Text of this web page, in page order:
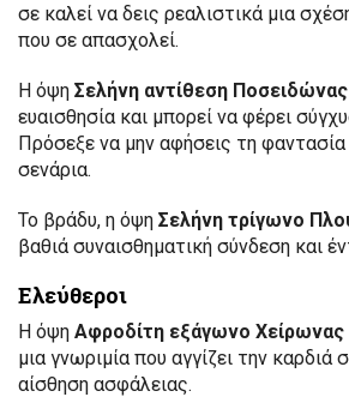
σε καλεί να δεις ρεαλιστικά μια
που σε απασχολεί.
Η όψη Σελήνη αντίθεση Ποσειδώνας
ευαισθησία και μπορεί να φέρει
Πρόσεξε να μην αφήσεις τη φαντασία
σενάρια.
Το βράδυ, η όψη Σελήνη τρίγωνο
βαθιά συναισθηματική σύνδεση και
Ελεύθεροι
Η όψη Αφροδίτη εξάγωνο Χείρωνας
μια γνωριμία που αγγίζει την καρδιά
αίσθηση ασφάλειας.